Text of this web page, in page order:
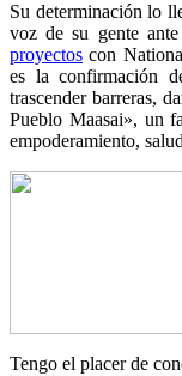
Su determinación lo
voz de su gente
proyectos con
es la confirmación
trascender barreras,
Pueblo Maasai», un
empoderamiento,
Tengo el placer de